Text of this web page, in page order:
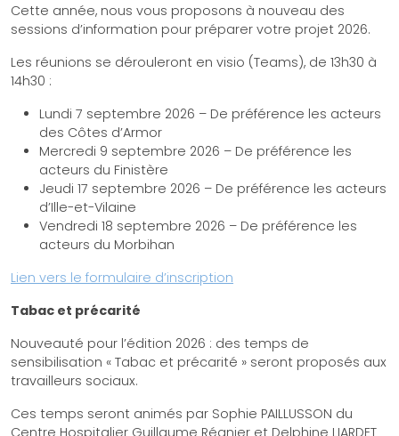
Cette année, nous vous proposons à nouveau des
sessions d’information pour préparer votre projet 2026.
Les réunions se dérouleront en visio (Teams), de 13h30 à
14h30 :
Lundi 7 septembre 2026 – De préférence les acteurs
des Côtes d’Armor
Mercredi 9 septembre 2026 – De préférence les
acteurs du Finistère
Jeudi 17 septembre 2026 – De préférence les acteurs
d’Ille-et-Vilaine
Vendredi 18 septembre 2026 – De préférence les
acteurs du Morbihan
Lien vers le formulaire d’inscription
Tabac et précarité
Nouveauté pour l’édition 2026 : des temps de
sensibilisation « Tabac et précarité » seront proposés aux
travailleurs sociaux.
Ces temps seront animés par Sophie PAILLUSSON du
Centre Hospitalier Guillaume Régnier et Delphine LIARDET